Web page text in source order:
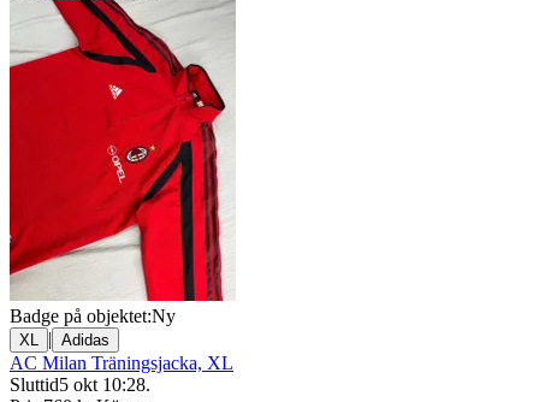
Badge på objektet:Ny
XL | Adidas
AC Milan Träningsjacka, XL
Sluttid5 okt 10:28.